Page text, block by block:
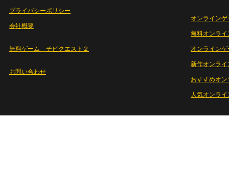
プライバシーポリシー
会社概要
無料ゲーム チビクエスト２
お問い合わせ
オンラインゲ
無料オンライ
オンライン
新作オンライ
おすすめオ
人気オンラ